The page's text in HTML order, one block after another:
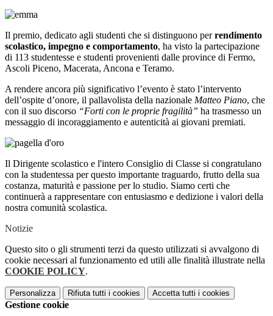
Il premio, dedicato agli studenti che si distinguono perrendimento
scolastico, impegno e comportamento, ha visto la partecipazione
di 113 studentesse e studenti provenienti dalle province di Fermo,
Ascoli Piceno, Macerata, Ancona e Teramo.
A rendere ancora più significativo l’evento è stato l’intervento
dell’ospite d’onore, il pallavolista della nazionale Matteo Piano, che
con il suo discorso “Forti con le proprie fragilità” ha trasmesso un
messaggio di incoraggiamento e autenticità ai giovani premiati.
Il Dirigente scolastico e l'intero Consiglio di Classe si congratulano
con la studentessa per questo importante traguardo, frutto della sua
costanza, maturità e passione per lo studio. Siamo certi che
continuerà a rappresentare con entusiasmo e dedizione i valori della
nostra comunità scolastica.
Notizie
Questo sito o gli strumenti terzi da questo utilizzati si avvalgono di
cookie necessari al funzionamento ed utili alle finalità illustrate nella
COOKIE POLICY.
Personalizza Rifiuta tutti i cookies Accetta tutti i cookies
Gestione cookie